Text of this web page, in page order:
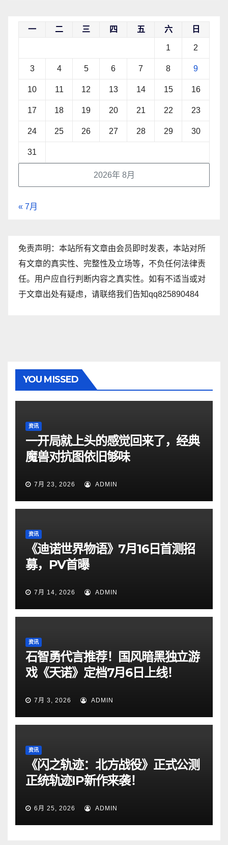
2026年 8月
一 二 三 四 五 六 日
1 2
3 4 5 6 7 8 9
10 11 12 13 14 15 16
17 18 19 20 21 22 23
24 25 26 27 28 29 30
31
« 7月
免责声明：本站所有文章由会员即时发表，本站对所
有文章的真实性、完整性及立场等，不负任何法律责
任。用户应自行判断内容之真实性。如有不适当或对
于文章出处有疑虑，请联络我们告知qq825890484
YOU MISSED
资讯
一开局就上头的感觉回来了，经典
魔兽对抗图依旧够味
7月 23, 2026 ADMIN
资讯
《迪诺世界物语》7月16日首测招
募，PV首曝
7月 14, 2026 ADMIN
资讯
石智勇代言推荐！国风暗黑独立游
戏《天诺》定档7月6日上线！
7月 3, 2026 ADMIN
资讯
《闪之轨迹：北方战役》正式公测
正统轨迹IP新作来袭！
6月 25, 2026 ADMIN